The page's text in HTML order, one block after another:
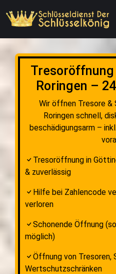
Roringen –
Wir öffnen Tresore &
Roringen schnell,
beschädigungsarm –
Tresoröffnung in
& zuverlässig
Hilfe bei Zahlencode
verloren
Schonende Öffnung
möglich)
Öffnung von Tresoren,
Wertschutzschränken